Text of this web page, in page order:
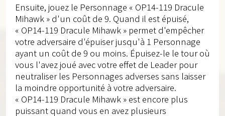
Ensuite, jouez le Personnage « OP14-119 Dracule
Mihawk » d'un coût de 9. Quand il est épuisé,
« OP14-119 Dracule Mihawk » permet d'empêcher
votre adversaire d'épuiser jusqu'à 1 Personnage
ayant un coût de 9 ou moins. Épuisez-le le tour où
vous l'avez joué avec votre effet de Leader pour
neutraliser les Personnages adverses sans laisser
la moindre opportunité à votre adversaire.
« OP14-119 Dracule Mihawk » est encore plus
puissant quand vous en avez plusieurs